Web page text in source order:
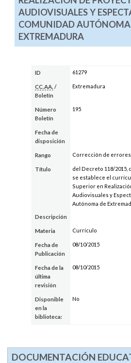
AUDIOVISUALES Y
COMUNIDAD AUTÓNOMA
EXTREMADURA
ID 61279
CC.AA. /
Boletín
Extremadura
Número
Boletín
195
Fecha de
disposición
Rango Corrección de errores
Título
del Decreto 118/2015,
se establece el
Superior en
Audiovisuales y
Autónoma de
Descripción
Materia Currículo
Fecha de
Publicación
08/10/2015
Fecha de la
última
revisión
08/10/2015
Disponible
en la
biblioteca:
No
DOCUMENTACIÓN